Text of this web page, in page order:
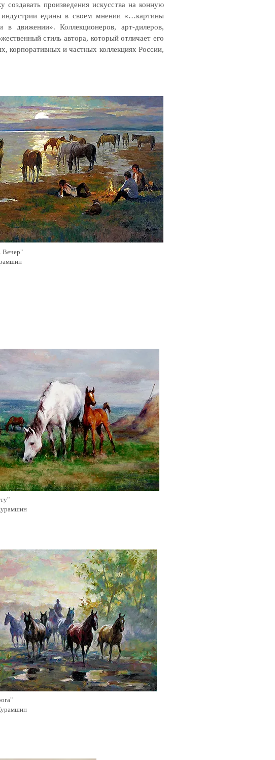
произведения искусства на конную
едины в своем мнении «…картины
движении». Коллекционеров, арт-дилеров,
стиль автора, который отличает его
корпоративных и частных коллекциях России,
Вечер"